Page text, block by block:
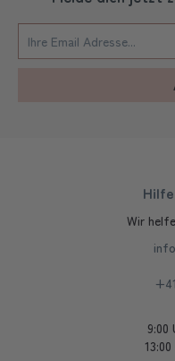
Wir
9:00